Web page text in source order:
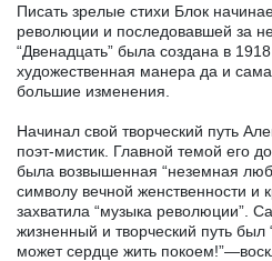
Писать зрелые стихи Блок
революции и последовавшей за
“Двенадцать” была создана в
художественная манера да и
большие изменения.
Начинал свой творческий путь
поэт-мистик. Главной темой его
была возвышенная “неземная
символу вечной женственности и
захватила “музыка революции”.
жизненный и творческий путь
может сердце жить